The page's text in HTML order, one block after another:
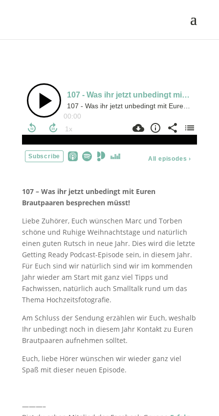
107 – Was ihr jetzt unbedingt mit Euren
Brautpaaren besprechen müsst!
Liebe Zuhörer, Euch wünschen Marc und Torben
schöne und Ruhige Weihnachtstage und natürlich
einen guten Rutsch in neue Jahr. Dies wird die letzte
Getting Ready Podcast-Episode sein, in diesem Jahr.
Für Euch sind wir natürlich sind wir im kommenden
Jahr wieder am Start mit ganz viel Tipps und
Fachwissen, natürlich auch Smalltalk rund um das
Thema Hochzeitsfotografie.
Am Schluss der Sendung erzählen wir Euch, weshalb
Ihr unbedingt noch in diesem Jahr Kontakt zu Euren
Brautpaaren aufnehmen solltet.
Euch, liebe Hörer wünschen wir wieder ganz viel
Spaß mit dieser neuen Episode.
———–